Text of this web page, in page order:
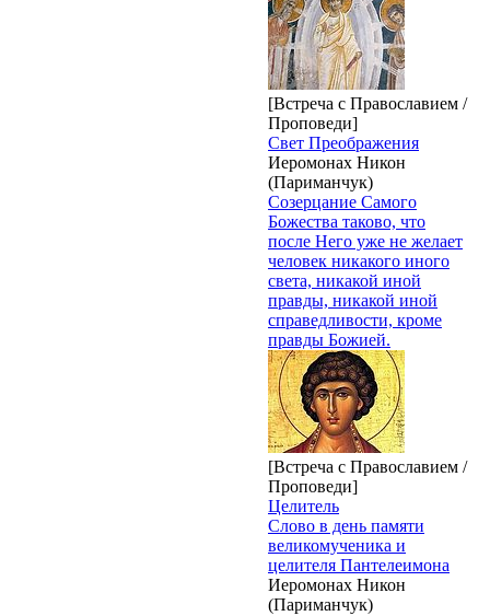
[Встреча с Православием /
Проповеди]
Свет Преображения
Иеромонах Никон
(Париманчук)
Созерцание Самого
Божества таково, что
после Него уже не желает
человек никакого иного
света, никакой иной
правды, никакой иной
справедливости, кроме
правды Божией.
[Встреча с Православием /
Проповеди]
Целитель
Слово в день памяти
великомученика и
целителя Пантелеимона
Иеромонах Никон
(Париманчук)